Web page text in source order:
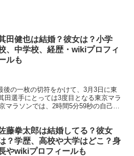
田健也は結婚？彼女は？小学
、中学校、経歴・wikiプロフィ
ルも
後の一枚の切符をかけて、3月3日に東
田選手にとっては3度目となる東京マラ
マラソンでは、2時間5分59秒の自己記
藤拳太郎は結婚してる？彼女
？学歴、高校や大学はどこ？身
やwikiプロフィールも